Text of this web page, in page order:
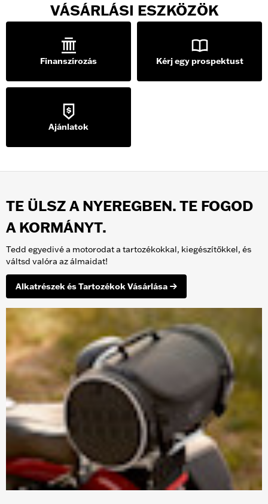
VÁSÁRLÁSI ESZKÖZÖK
Finanszírozás Kérj egy prospektust
Ajánlatok
TE ÜLSZ A NYEREGBEN. TE FOGOD
A KORMÁNYT.
Tedd egyedivé a motorodat a tartozékokkal, kiegészítőkkel, és
váltsd valóra az álmaidat!
Alkatrészek és Tartozékok Vásárlása